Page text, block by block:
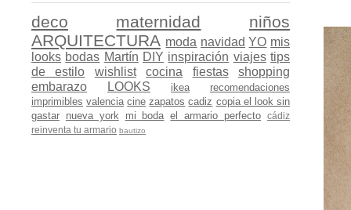
deco maternidad
niños
ARQUITECTURA moda navidad YO mis
looks bodas Martín DIY inspiración viajes tips
de estilo
wishlist cocina fiestas
shopping
embarazo
LOOKS ikea
recomendaciones
imprimibles valencia cine zapatos cadiz copia el look sin
gastar nueva york mi boda el armario perfecto
cádiz
reinventa tu armario bautizo